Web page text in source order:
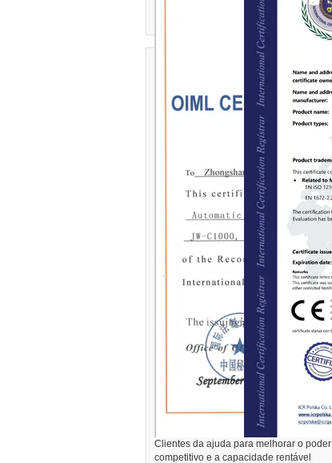
Clientes da ajuda para melhorar o poder
competitivo e a capacidade rentável